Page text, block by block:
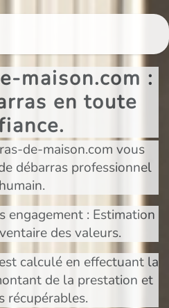
maison.com :
en toute
de-maison.com vous
débarras professionnel
engagement : Estimation
des valeurs.
calculé en effectuant la
de la prestation et
récupérables.